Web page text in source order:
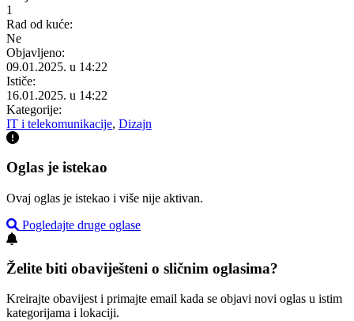
1
Rad od kuće:
Ne
Objavljeno:
09.01.2025. u 14:22
Ističe:
16.01.2025. u 14:22
Kategorije:
IT i telekomunikacije, Dizajn
Oglas je istekao
Ovaj oglas je istekao i više nije aktivan.
Pogledajte druge oglase
Želite biti obaviješteni o sličnim oglasima?
Kreirajte obavijest i primajte email kada se objavi novi oglas u istim
kategorijama i lokaciji.